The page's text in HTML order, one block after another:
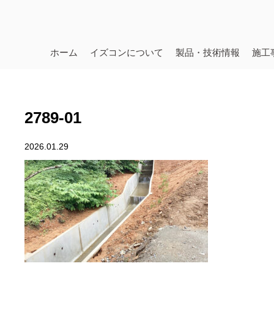
ホーム イズコンについて 製品・技術情報 施工
2789-01
2026.01.29